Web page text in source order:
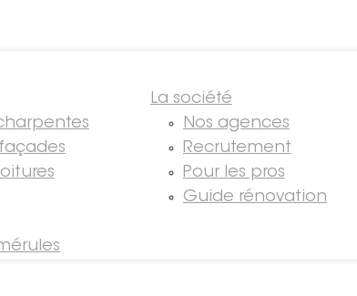
La société
Nos agences
Recrutement
Pour les pros
Guide rénovation